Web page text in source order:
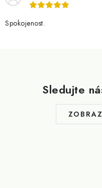
Spokojenost.
Sledujte